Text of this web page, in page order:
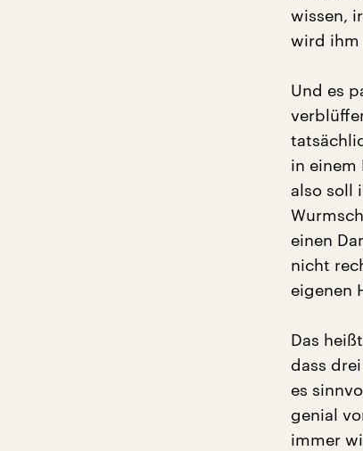
wissen,
wird ihm
Und es
in einem
also soll
einen
nicht
eigenen
Das
dass
es
genial
immer